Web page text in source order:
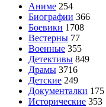
Аниме 254
Биографии 366
Боевики 1708
Вестерны 77
Военные 355
Детективы 849
Драмы 3716
Детские 249
Документалки 175
Исторические 353